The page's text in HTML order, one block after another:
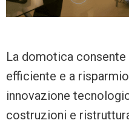
La domotica
efficiente e a
innovazione
costruzioni e